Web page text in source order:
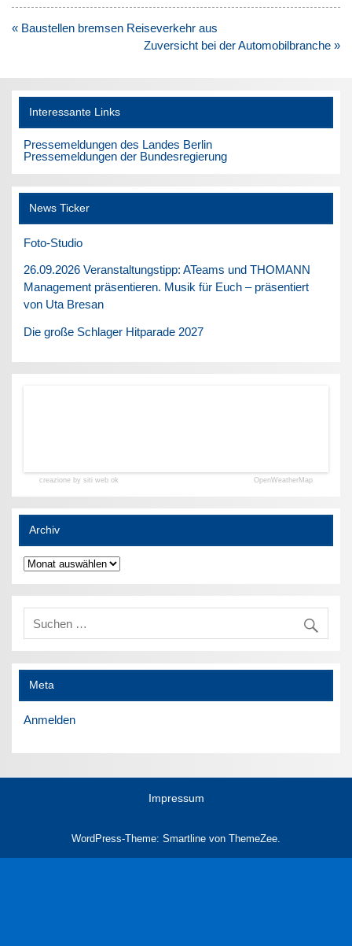
Beitragsnavigation
« Baustellen bremsen Reiseverkehr aus
Zuversicht bei der Automobilbranche »
Interessante Links
Pressemeldungen des Landes Berlin
Pressemeldungen der Bundesregierung
News Ticker
Foto-Studio
26.09.2026 Veranstaltungstipp: ATeams und THOMANN
Management präsentieren. Musik für Euch – präsentiert
von Uta Bresan
Die große Schlager Hitparade 2027
creazione by siti web ok OpenWeatherMap
Archiv
Archiv
Meta
Anmelden
Impressum
WordPress-Theme: Smartline von ThemeZee.